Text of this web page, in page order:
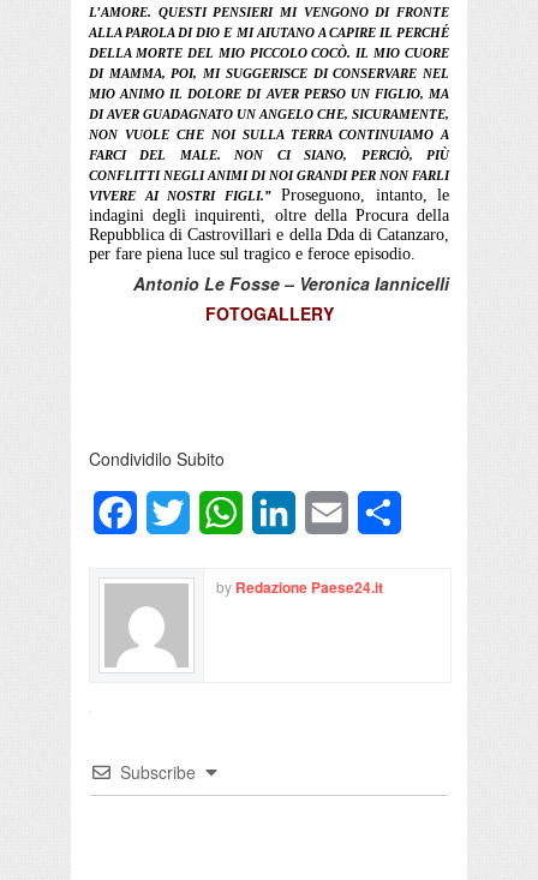
L’AMORE. QUESTI PENSIERI MI VENGONO DI FRONTE
ALLA PAROLA DI DIO E MI AIUTANO A CAPIRE IL PERCHÉ
DELLA MORTE DEL MIO PICCOLO COCÒ. IL MIO CUORE
DI MAMMA, POI, MI SUGGERISCE DI CONSERVARE NEL
MIO ANIMO IL DOLORE DI AVER PERSO UN FIGLIO, MA
DI AVER GUADAGNATO UN ANGELO CHE, SICURAMENTE,
NON VUOLE CHE NOI SULLA TERRA CONTINUIAMO A
FARCI DEL MALE. NON CI SIANO, PERCIÒ, PIÙ
CONFLITTI NEGLI ANIMI DI NOI GRANDI PER NON FARLI
VIVERE AI NOSTRI FIGLI.”
Proseguono, intanto, le
indagini degli inquirenti, oltre della Procura della
Repubblica di Castrovillari e della Dda di Catanzaro,
per fare piena luce sul tragico e feroce episodio.
Antonio Le Fosse – Veronica Iannicelli
FOTOGALLERY
Condividilo Subito
FacebookTwitter WhatsAppLinkedInEmail
by Redazione Paese24.it
Subscribe